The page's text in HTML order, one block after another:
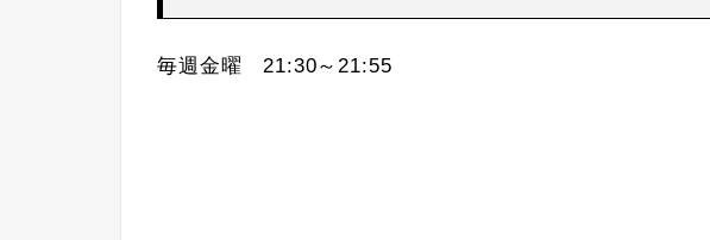
毎週金曜 21:30～21:55